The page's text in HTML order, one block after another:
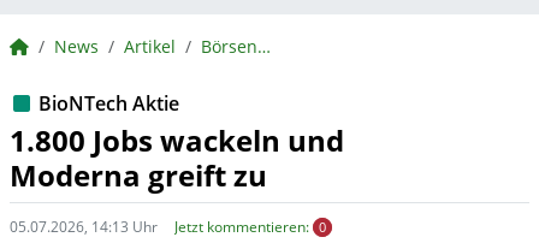
BörsenNEWS.de
News Artikel BörsenNEWS.de
BioNTech Aktie
1.800 Jobs wackeln und
Moderna greift zu
05.07.2026, 14:13 Uhr Jetzt kommentieren: 0